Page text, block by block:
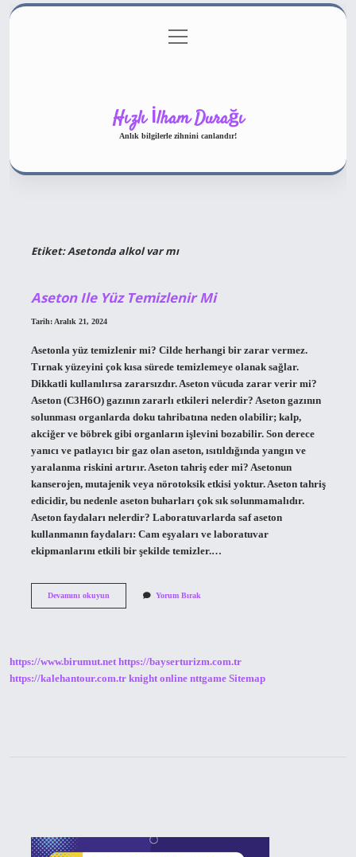
Gizlilik Politikası
menüyü
aç
Hızlı İlham Durağı
Anlık bilgilerle zihnini canlandır!
Etiket:Asetonda alkol var mı
Aseton Ile Yüz Temizlenir Mi
Tarih: Aralık 21, 2024
Asetonla yüz temizlenir mi? Cilde herhangi bir zarar vermez.
Tırnak yüzeyini çok kısa sürede temizlemeye olanak sağlar.
Dikkatli kullanılırsa zararsızdır. Aseton vücuda zarar verir mi?
Aseton (C3H6O) gazının zararlı etkileri nelerdir? Aseton gazının
solunması organlarda doku tahribatına neden olabilir; kalp,
akciğer ve böbrek gibi organların işlevini bozabilir. Son derece
yanıcı ve patlayıcı bir gaz olan aseton, ısıtıldığında yangın ve
yaralanma riskini artırır. Aseton tahriş eder mi? Asetonun
kanserojen, mutajenik veya nörotoksik etkisi yoktur. Aseton tahriş
edicidir, bu nedenle aseton buharları çok sık solunmamalıdır.
Aseton faydaları nelerdir? Laboratuvarlarda saf aseton
kullanmanın faydaları: Cam eşyaları ve laboratuvar
ekipmanlarını etkili bir şekilde temizler.…
Devamını okuyunAseton
Yorum Bırak
https://www.birumut.net https://bayserturizm.com.tr
https://kalehantour.com.tr knight online nttgame Sitemap